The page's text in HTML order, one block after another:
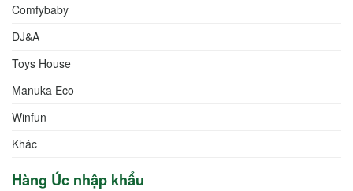
Comfybaby
DJ&A
Toys House
Manuka Eco
Winfun
Khác
Hàng Úc nhập khẩu